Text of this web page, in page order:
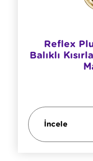
Reflex
Balıklı
İncele